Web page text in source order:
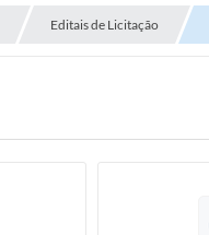
Editais de Licitação